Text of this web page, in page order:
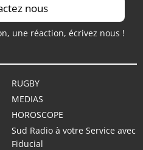
nous
une réaction, écrivez nous !
RUGBY
MEDIAS
HOROSCOPE
Sud Radio à votre Service avec
Fiducial